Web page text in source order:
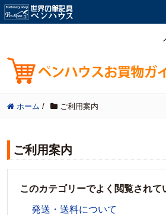
ホーム / ご利用案内
ご利用案内
このカテゴリーでよく閲覧されて
発送・送料について